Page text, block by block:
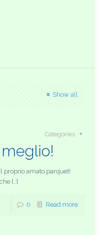
Show all
Categories
proprio amato parquet!
[…]
0 Read more